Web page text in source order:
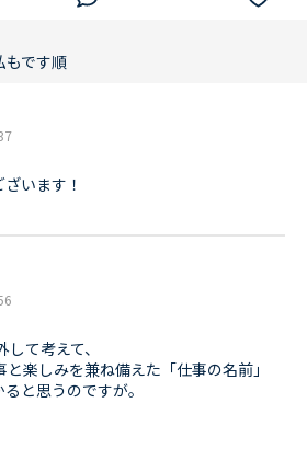
もです順
います！
て考えて、
楽しみを兼ね備えた「仕事の名前」
と思うのですが。